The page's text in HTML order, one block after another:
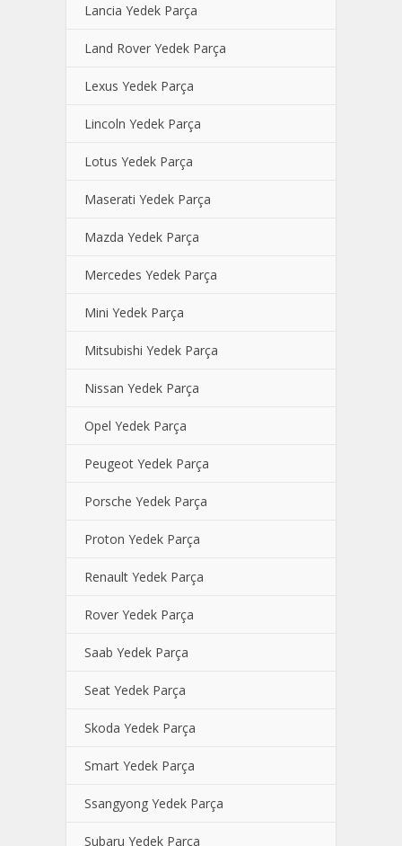
Lancia Yedek Parça
Land Rover Yedek Parça
Lexus Yedek Parça
Lincoln Yedek Parça
Lotus Yedek Parça
Maserati Yedek Parça
Mazda Yedek Parça
Mercedes Yedek Parça
Mini Yedek Parça
Mitsubishi Yedek Parça
Nissan Yedek Parça
Opel Yedek Parça
Peugeot Yedek Parça
Porsche Yedek Parça
Proton Yedek Parça
Renault Yedek Parça
Rover Yedek Parça
Saab Yedek Parça
Seat Yedek Parça
Skoda Yedek Parça
Smart Yedek Parça
Ssangyong Yedek Parça
Subaru Yedek Parça